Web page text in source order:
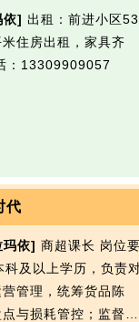
依] 出租：前进小区53
住房出租，家具齐
：13309909057
代
玛依] 商超课长 岗位要
及以上学历，负责
管理，统筹货品陈
与损耗管控；监督…